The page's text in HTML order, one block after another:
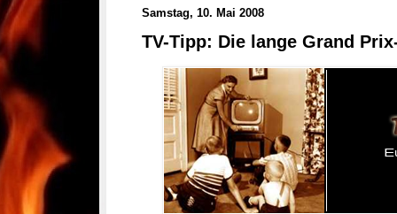
Samstag, 10. Mai 2008
TV-Tipp: Die lange Grand